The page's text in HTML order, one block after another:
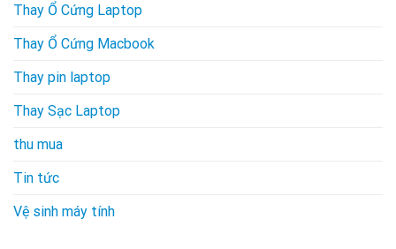
Thay Ổ Cứng Laptop
Thay Ổ Cứng Macbook
Thay pin laptop
Thay Sạc Laptop
thu mua
Tin tức
Vệ sinh máy tính